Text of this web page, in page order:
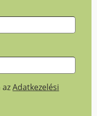
azAdatkezelési